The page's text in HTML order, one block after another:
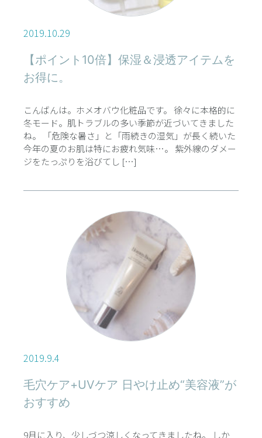
2019.10.29
【ポイント10倍】保湿＆浸透アイテムを
お得に。
こんばんは。ホメオバウ化粧品です。 徐々に本格的に
冬モード。肌トラブルの多い季節が近づいてきました
ね。 「危険な暑さ」と「雨続きの湿気」が長く続いた
今年の夏のお肌は特にお疲れ気味…。 紫外線のダメー
ジをたっぷりを浴びてし […]
2019.9.4
毛穴ケア+UVケア 日やけ止め“美容液”が
おすすめ
9月に入り、少しづつ涼しくなってきましたね。 しか